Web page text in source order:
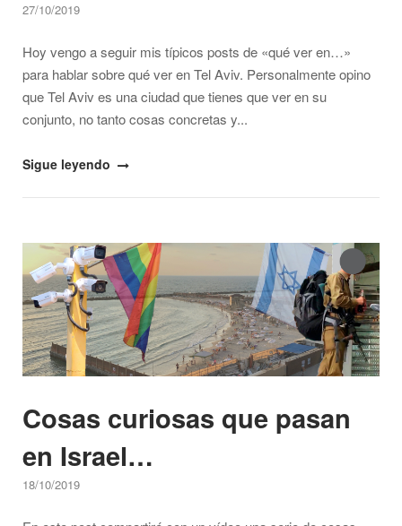
27/10/2019
Hoy vengo a seguir mis típicos posts de «qué ver en…»
para hablar sobre qué ver en Tel Aviv. Personalmente opino
que Tel Aviv es una ciudad que tienes que ver en su
conjunto, no tanto cosas concretas y...
"¿Qué
Aviv?"
Sigue leyendo
Open post
Cosas curiosas que pasan
en Israel…
18/10/2019